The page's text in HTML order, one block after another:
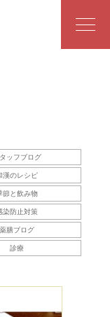
ッフブログ
漢のレシピ
節と飲み物
染防止対策
薬膳ブログ
診療